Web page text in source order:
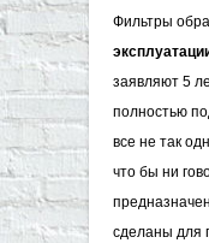
Фильтры
заявляют 5
полностью
все не так
что бы ни
сделаны для